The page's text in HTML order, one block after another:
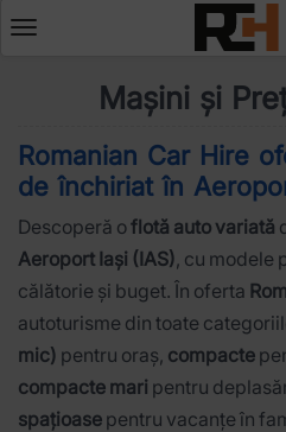
Deschide
Mașini și
Romanian Car Hire
de închiriat în
Descoperă oflotă auto variată
Aeroport Iași (IAS), cu modele
călătorie și buget. În oferta
autoturisme din toate
mic) pentru oraș, compacte
compacte mari pentru
spațioase pentru vacanțe în